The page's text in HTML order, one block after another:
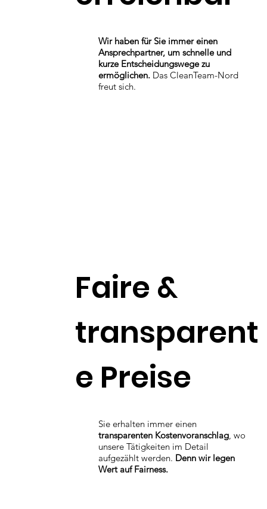
Wir haben für Sie immer einen
Ansprechpartner, um schnelle und
kurze Entscheidungswege zu
ermöglichen.Das CleanTeam-Nord
freut sich.
Faire &
transparent
e Preise
Sie erhalten immer einen
transparenten Kostenvoranschlag, wo
unsere Tätigkeiten im Detail
aufgezählt werden. Denn wir legen
Wert auf Fairness.